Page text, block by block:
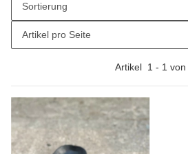
Sortierung
Artikel pro Seite
Artikel 1 - 1 von